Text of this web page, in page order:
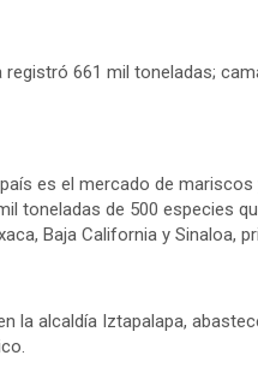
661 mil toneladas;
es el mercado de mariscos
toneladas de 500 especies
Baja California y Sinaloa,
la alcaldía Iztapalapa,